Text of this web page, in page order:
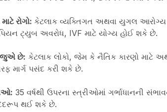
રોગો: કેટલાક વ્યક્તિગત અથવા યુગલ
ટ્યુબ અવરોધ, IVF માટે યોગ્ય હોઈ શકે છે.
જુએ છે: કેટલાક લોકો, જેમ કે નૈતિક કારણો માટે
માર્ગ પસંદ કરી શકે છે.
35 વર્ષથી ઉપરના સ્ત્રીઓમાં ગર્ભાધાનની
થઈ શકે છે.